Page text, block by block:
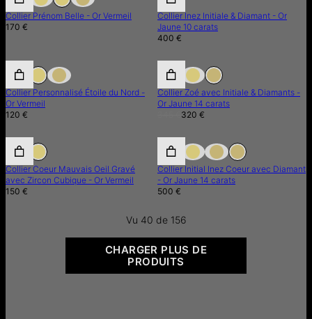
Collier Prénom Belle - Or Vermeil
170 €
Collier Inez Initiale & Diamant - Or
Jaune 10 carats
400 €
Collier Personnalisé Étoile du Nord -
Or Vermeil
120 €
7% de réduction
Collier Zoé avec Initiale & Diamants -
Or Jaune 14 carats
320 €
Collier Coeur Mauvais Oeil Gravé
avec Zircon Cubique - Or Vermeil
150 €
Collier Initial Inez Coeur avec Diamant
- Or Jaune 14 carats
500 €
Vu 40 de 156
CHARGER PLUS DE
PRODUITS